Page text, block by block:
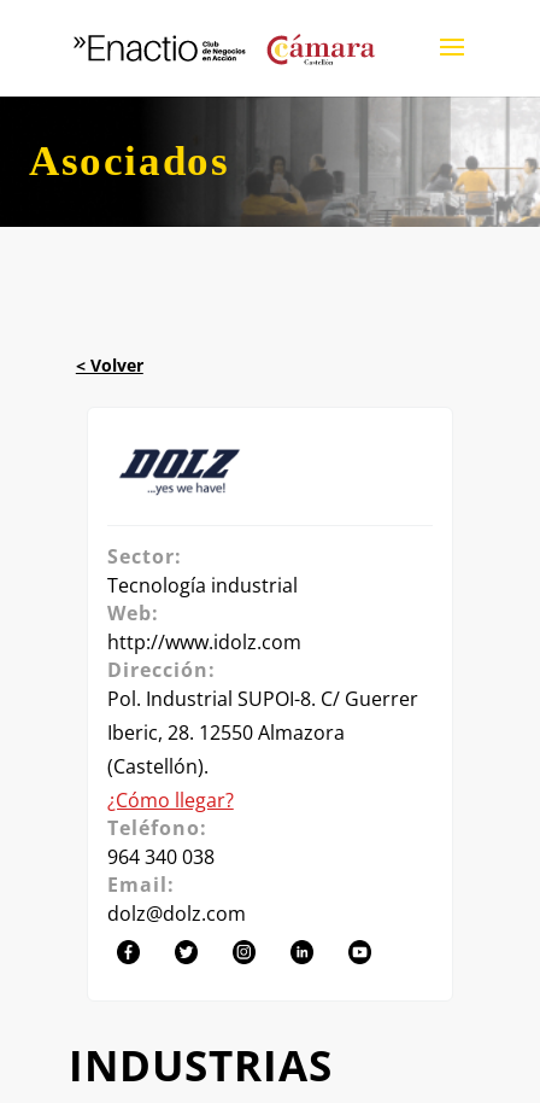
Asociados
INDUSTRIAS
Sector:
Tecnología industrial
Web:
http://www.idolz.com
Dirección:
Pol. Industrial SUPOI-8. C/ Guerrer
Iberic, 28. 12550 Almazora
(Castellón).
¿Cómo llegar?
Teléfono:
964 340 038
Email:
dolz@dolz.com